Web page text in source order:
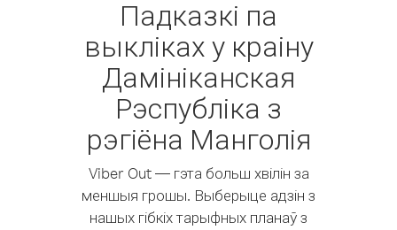
Падказкі па
выкліках у краіну
Дамініканская
Рэспубліка з
рэгіёна Манголія
Viber Out — гэта больш хвілін за
меншыя грошы. Выберыце адзін з
нашых гібкіх тарыфных планаў з